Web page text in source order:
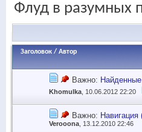
Флуд в разумных
Заголовок / Автор
Важно:
Khomulka , 10.06.2012 22:20
Важно:
Verooona, 13.12.2010 22:46